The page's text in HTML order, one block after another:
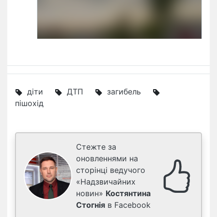
діти ДТП
загибель
пішохід
Стежте за
оновленнями на
сторінці ведучого
«Надзвичайних
новин» Костянтина
Стогнія в Facebook